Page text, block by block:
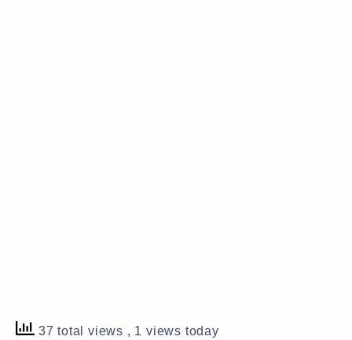
37 total views , 1 views today